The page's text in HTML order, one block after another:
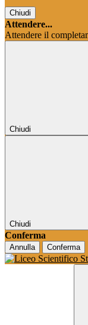
Chiudi
Attendere...
Attendere il
Chiudi
Chiudi
Conferma
Annulla Conferma